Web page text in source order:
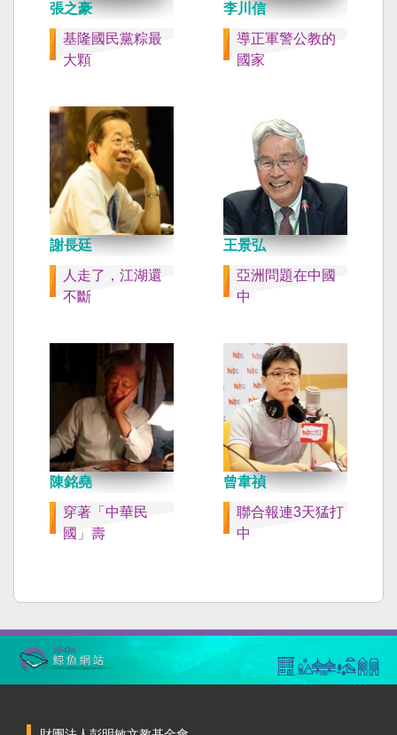
張之豪
基隆國民黨粽最
大顆
李川信
導正軍警公教的
國家
謝長廷
人走了，江湖還
不斷
王景弘
亞洲問題在中國
中
陳銘堯
穿著「中華民
國」壽
曾韋禎
聯合報連3天猛打
中